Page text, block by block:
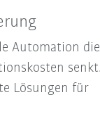
Automation die
Lösungen für